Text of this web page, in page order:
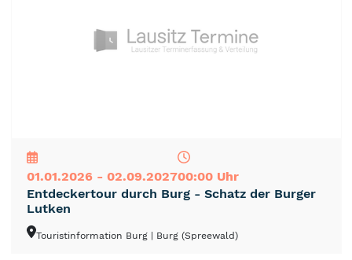
01.01.2026 - 02.09.202700:00 Uhr
Entdeckertour durch Burg - Schatz der Burger
Lutken
Touristinformation Burg | Burg (Spreewald)